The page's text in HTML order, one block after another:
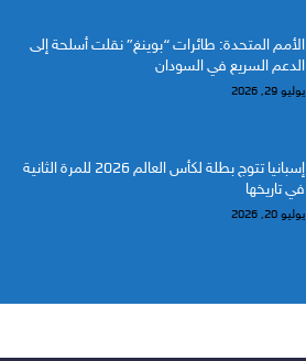
الأمم المتحدة: طائرات “بوينغ” نقلت أسلحة إلى
الدعم السريع في السودان
يوليو 29, 2026
إسبانيا تتوج بطلة لكأس العالم 2026 للمرة الثانية
في تاريخها
يوليو 20, 2026